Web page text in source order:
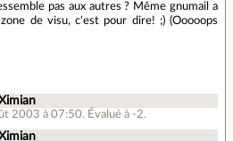
pas aux autres ? Même gnumail a
de visu, c'est pour dire! ;) (Ooooops
2003 à 07:50. Évalué à -2.